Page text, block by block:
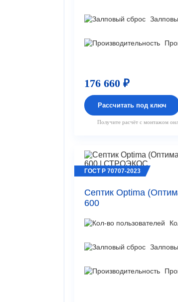
176 660 ₽
Рассчитать под ключ
Получите расчёт с монтажом
Септик Optima
600
ГОСТ Р 70707-2023